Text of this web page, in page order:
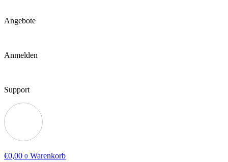
Angebote
Anmelden
Support
€0,00 0 Warenkorb